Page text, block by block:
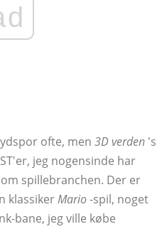
ofte, men 3D verden 's
jeg nogensinde har
spillebranchen. Der er
klassikerMario-spil, noget
bane, jeg ville købe